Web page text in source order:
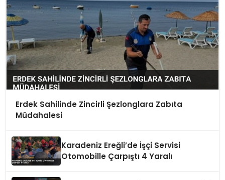
Erdek Sahilinde Zincirli Şezlonglara Zabıta
Müdahalesi
Karadeniz Ereğli’de İşçi Servisi
Otomobille Çarpıştı 4 Yaralı